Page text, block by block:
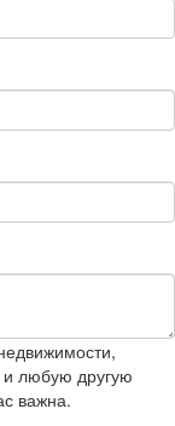
любую другую
важна.